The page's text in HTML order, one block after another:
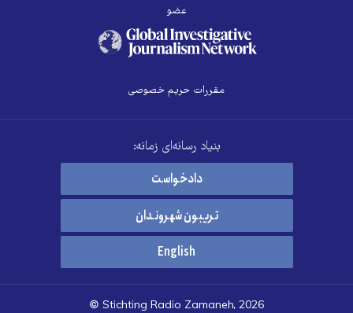
عضو
مقررات حریم خصوصی
بنیاد رسانه‌ای زمانه:
دادخواست
تریبون شهروندان
English
© Stichting Radio Zamaneh, 2026